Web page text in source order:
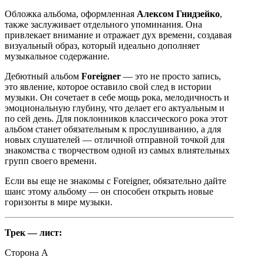
Обложка альбома, оформленная Алексом Гнидзейко,
также заслуживает отдельного упоминания. Она
привлекает внимание и отражает дух времени, создавая
визуальный образ, который идеально дополняет
музыкальное содержание.
Дебютный альбом Foreigner — это не просто запись,
это явление, которое оставило свой след в истории
музыки. Он сочетает в себе мощь рока, мелодичность и
эмоциональную глубину, что делает его актуальным и
по сей день. Для поклонников классического рока этот
альбом станет обязательным к прослушиванию, а для
новых слушателей — отличной отправной точкой для
знакомства с творчеством одной из самых влиятельных
групп своего времени.
Если вы еще не знакомы с Foreigner, обязательно дайте
шанс этому альбому — он способен открыть новые
горизонты в мире музыки.
Трек — лист:
Сторона A